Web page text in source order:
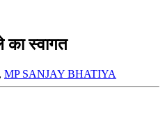
का स्वागत
, MP SANJAY BHATIYA